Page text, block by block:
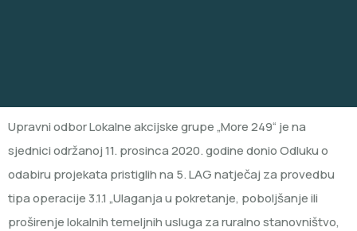
Upravni odbor Lokalne akcijske grupe „More 249“ je na
sjednici održanoj 11. prosinca 2020. godine donio Odluku o
odabiru projekata pristiglih na 5. LAG natječaj za provedbu
tipa operacije 3.1.1 „Ulaganja u pokretanje, poboljšanje ili
proširenje lokalnih temeljnih usluga za ruralno stanovništvo,